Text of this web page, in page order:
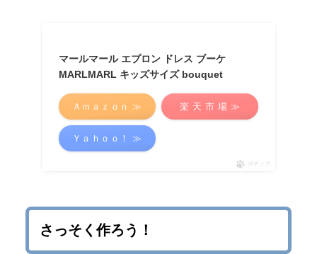
マールマール エプロン ドレス ブーケ
MARLMARL キッズサイズ bouquet
Ａｍａｚｏｎ ≫ 楽 天 市 場 ≫
Ｙａｈｏｏ！ ≫
ポチップ
さっそく作ろう！